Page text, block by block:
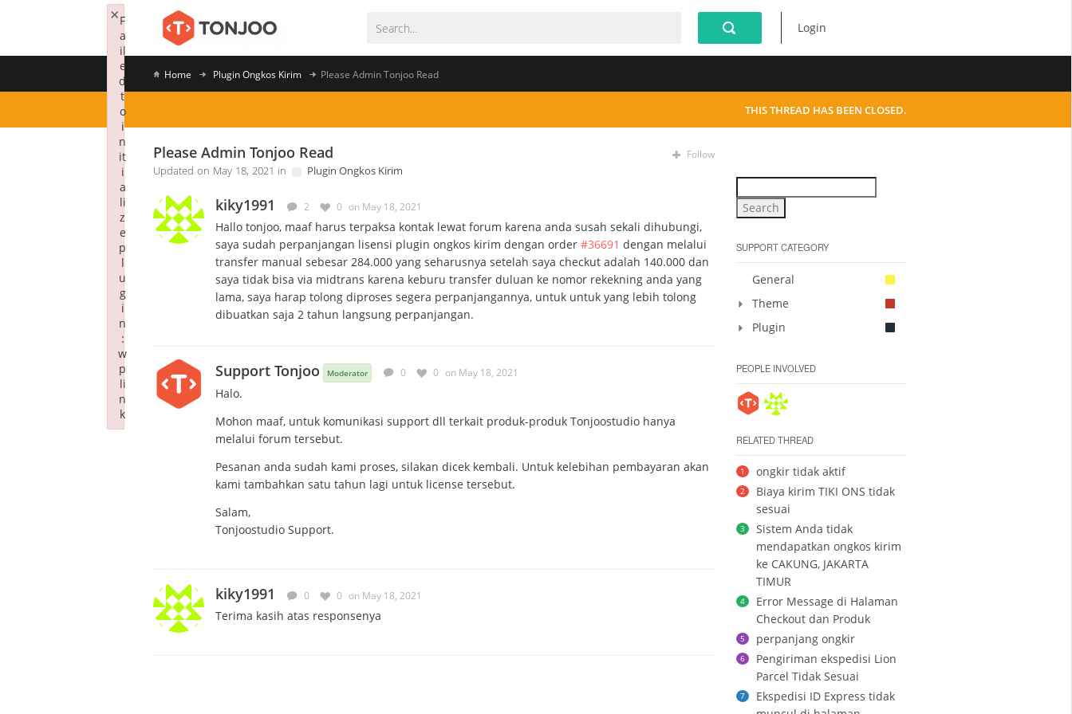
Login
Home Plugin Ongkos Kirim Please Admin Tonjoo Read
THIS THREAD HAS BEEN CLOSED.
Please Admin Tonjoo Read
Updated on May 18, 2021 in Plugin Ongkos Kirim
Follow
kiky1991 2 0 on May 18, 2021
Hallo tonjoo, maaf harus terpaksa kontak lewat forum karena anda susah sekali dihubungi,
saya sudah perpanjangan lisensi plugin ongkos kirim dengan order #36691 dengan melalui
transfer manual sebesar 284.000 yang seharusnya setelah saya checkut adalah 140.000 dan
saya tidak bisa via midtrans karena keburu transfer duluan ke nomor rekekning anda yang
lama, saya harap tolong diproses segera perpanjangannya, untuk untuk yang lebih tolong
dibuatkan saja 2 tahun langsung perpanjangan.
Support Tonjoo Moderator 0 0 on May 18, 2021
Halo.
Mohon maaf, untuk komunikasi support dll terkait produk-produk Tonjoostudio hanya
melalui forum tersebut.
Pesanan anda sudah kami proses, silakan dicek kembali. Untuk kelebihan pembayaran akan
kami tambahkan satu tahun lagi untuk license tersebut.
Salam,
Tonjoostudio Support.
kiky1991 0 0 on May 18, 2021
Terima kasih atas responsenya
SUPPORT CATEGORY
General
Theme
Plugin
PEOPLE INVOLVED
RELATED THREAD
1 ongkir tidak aktif
2
Biaya kirim TIKI ONS tidak
sesuai
3
Sistem Anda tidak
mendapatkan ongkos kirim
ke CAKUNG, JAKARTA
TIMUR
4
Error Message di Halaman
Checkout dan Produk
5 perpanjang ongkir
6
Pengiriman ekspedisi Lion
Parcel Tidak Sesuai
7
Ekspedisi ID Express tidak
F
a
il
e
d
t
o
i
n
it
i
a
li
z
e
p
l
u
g
i
n
:
w
p
li
n
k
×
Failed to initialize plugin: wplink